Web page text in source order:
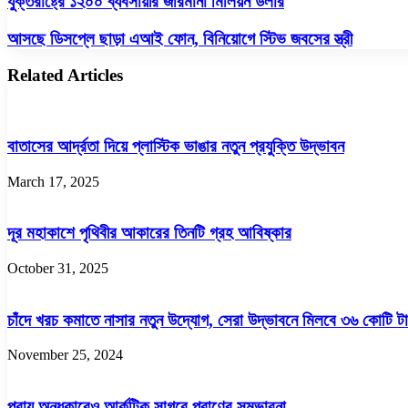
১২০০
ব্যবসায়ীর
জরিমানা
ডলার
আসছে
ছাড়া
এআই
জবসের
আসছে ডিসপ্লে ছাড়া এআই ফোন, বিনিয়োগে স্টিভ জবসের স্ত্রী
Related Articles
বাতাসের আর্দ্রতা দিয়ে প্লাস্টিক ভাঙার নতুন প্রযুক্তি উদ্ভাবন
March 17, 2025
দূর মহাকাশে পৃথিবীর আকারের তিনটি গ্রহ আবিষ্কার
October 31, 2025
চাঁদে খরচ কমাতে নাসার নতুন উদ্যোগ, সেরা উদ্ভাবনে মিলবে ৩৬ কোটি
November 25, 2024